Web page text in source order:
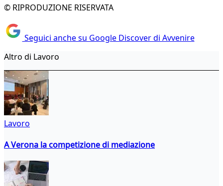
© RIPRODUZIONE RISERVATA
Seguici anche su Google Discover di Avvenire
Altro di Lavoro
Lavoro
A Verona la competizione di mediazione